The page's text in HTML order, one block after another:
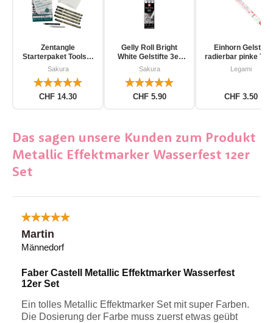
Zentangle
Starterpaket Toolset
für Einsteiger 12-
Sakura
CHF 14.30
Gelly Roll Bright
White Gelstifte 3er
Pack
Sakura
CHF 5.90
Einhorn Gelstift
radierbar pinke
Legami
CHF 3.50
Das sagen unsere Kunden zum Produkt
Metallic Effektmarker Wasserfest 12er
Set
Martin
Männedorf
Faber Castell Metallic Effektmarker Wasserfest
12er Set
Ein tolles Metallic Effektmarker Set mit super Farben.
Die Dosierung der Farbe muss zuerst etwas geübt